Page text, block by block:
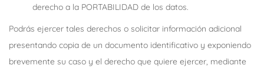
derecho a la PORTABILIDAD de los datos.
Podrás ejercer tales derechos o solicitar información adicional
presentando copia de un documento identificativo y exponiendo
brevemente su caso y el derecho que quiere ejercer, mediante